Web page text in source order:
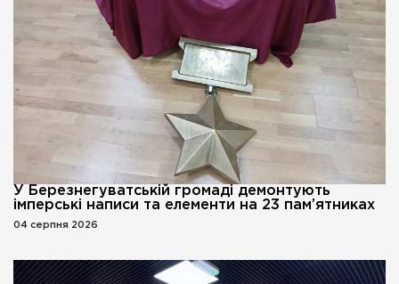
У Березнегуватській громаді демонтують
імперські написи та елементи на 23 пам’ятниках
04 серпня 2026